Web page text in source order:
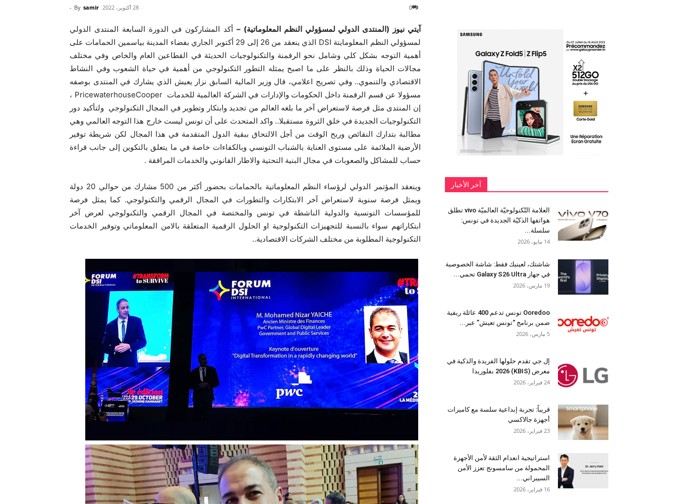
By samir
- 28 أكتوبر، 2022 0
آيتي نيوز (المنتدى الدولي لمسؤولي النظم المعلوماتية) – أكد المشاركون في الدورة السابعة المنتدى الدولي
لمسؤولي النظم المعلومايتة DSI الذي ينعقد من 26 إلى 29 أكتوبر الجاري بفضاء المدينة بياسمين الحمامات على
أهمية التوجه بشكل كلي وشامل نحو الرقمنة والتكنولوجيات الحديثة في القطاعين العام والخاص وفي مختلف
مجالات الحياة وذلك بالنظر على ما اصبح يمثله التطور التكنولوجي من أهمية في حياة الشعوب وفي النشاط
الاقتصادي والتنموي.. وفي تصريح اعلامي، قال وزير المالية السابق نزار يعيش الذي يشارك في المنتدى بوصفه
مسؤولا عن قسم الرقمنة داخل الحكومات والإدارات في الشركة العالمية للخدمات PricewaterhouseCooper ،
إن المنتدى مثل فرصة لاستعراض آخر ما بلغه العالم من تجديد وابتكار وتطوير في المجال التكنولوجي ولتأكيد دور
التكنولوجيات الجديدة في خلق الثروة مستقبلا.. واكد المتحدث على أن تونس ليست خارج هذا التوجه العالمي وهي
مطالبة بتدارك النقائص وربح الوقت من أجل الالتحاق ببقية الدول المتقدمة في هذا المجال لكن شريطة توفير
الأرضية الملائمة على مستوى العناية بالشباب التونسي وبالكفاءات خاصة في ما يتعلق بالتكوين إلى جانب قراءة
حساب للمشاكل والصعوبات في مجال البنية التحتية والاطار القانوني والخدمات المرافقة .
وينعقد المؤتمر الدولي لرؤساء النظم المعلوماتية بالحمامات بحضور أكثر من 500 مشارك من حوالي 20 دولة
ويمثل فرصة سنوية لاستعراض آخر الابتكارات والتطورات في المجال الرقمي والتكنولوجي. كما يمثل فرصة
للمؤسسات التونسية والدولية الناشطة في تونس والمختصة في المجال الرقمي والتكنولوجي لعرض آخر
ابتكاراتهم سواء بالنسبة للتجهيزات التكنولوجية او الحلول الرقمية المتعلقة بالامن المعلوماتي وتوفير الخدمات
التكنولوجية المطلوبة من مختلف الشركات الاقتصادية..
آخر الأخبار
العلامة التّكنولوجيّة العالميّة vivo تطلق
هواتفها الذكيّة الجديدة في تونس:
سلسلة...
14 مايو، 2026
شاشتك، لعينيك فقط: شاشة الخصوصية
في جهاز Galaxy S26 Ultra تحمي...
19 مارس، 2026
Ooredoo تونس تدعم 400 عائلة ريفية
ضمن برنامج “تونس تعيش” عبر...
5 مارس، 2026
إل جي تقدم حلولها الفريدة والذكية في
معرض (KBIS) 2026 بفلوريدا
24 فبراير، 2026
قريباً: تجربة إبداعية سلسة مع كاميرات
أجهزة جالاكسي
23 فبراير، 2026
استراتيجية انعدام الثقة لأمن الأجهزة
المحمولة من سامسونج تعزز الأمن
السيبراني...
16 فبراير، 2026